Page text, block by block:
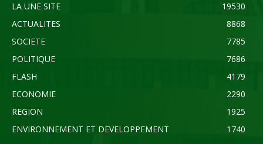
LA UNE SITE
19530
ACTUALITES
8868
SOCIETE
7785
POLITIQUE
7686
FLASH
4179
ECONOMIE
2290
REGION
1925
ENVIRONNEMENT ET DEVELOPPEMENT
1740